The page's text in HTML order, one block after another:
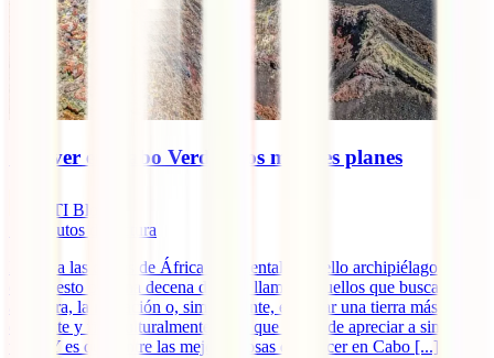
Qué ver en Cabo Verde: Los mejores planes
IATI Blog
minutos de lectura
Frente a las costas de África Occidental, un bello archipiélago
compuesto por una decena de islas llama a aquellos que buscan la
aventura, la relajación o, simplemente, explorar una tierra más
diferente y rica culturalmente de lo que se puede apreciar a simple
vista. Y es que, entre las mejores cosas que hacer en Cabo [...]